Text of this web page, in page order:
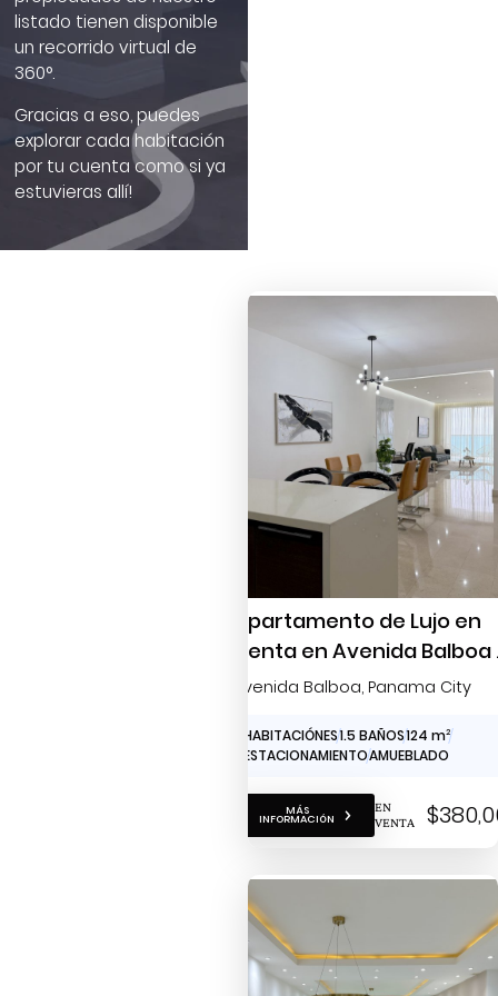
listado tienen disponible
un recorrido virtual de
360°.
Gracias a eso, puedes
explorar cada habitación
por tu cuenta como si ya
estuvieras allí!
Apartamento de Lujo en
Venta en Avenida Balboa
Recámara · 125 m² · Vista
Avenida Balboa, Panama City
1 HABITACIÓNES1.5 BAÑOS124 m2
1 ESTACIONAMIENTOAMUEBLADO
MÁS
INFORMACIÓN
EN
VENTA